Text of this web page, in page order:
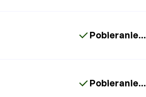
Pobieranie...
Pobieranie...